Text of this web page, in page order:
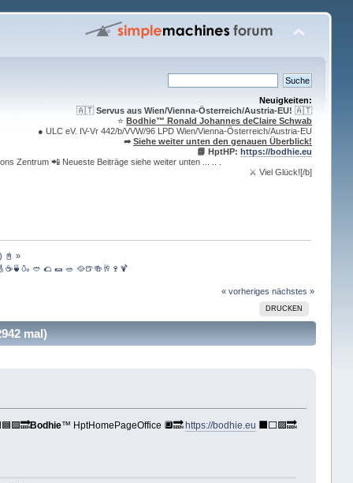
Neuigkeiten:
🇦🇹Servus aus Wien/Vienna-Österreich/Austria-EU! 🇦🇹
⭐️Bodhie™ Ronald Johannes deClaire Schwab
● ULC eV. IV-Vr 442/b/VVW/96 LPD Wien/Vienna-Österreich/Austria-EU
➦Siehe weiter unten den genauen Überblick!
📘 HptHP:https://bodhie.eu
Zentrum 📲 Neueste Beiträge siehe weiter unten ... .. .
⚔ Viel Glück![/b]
📓 »
🥙 🌮 🌯 🥗 🥘🍺🍻🥂🍷🍹
« vorheriges nächstes »
DRUCKEN
mal)
Bodhie™ HptHomePageOffice 🔲🔜https://bodhie.eu ⬛️⬜️🟪🔜